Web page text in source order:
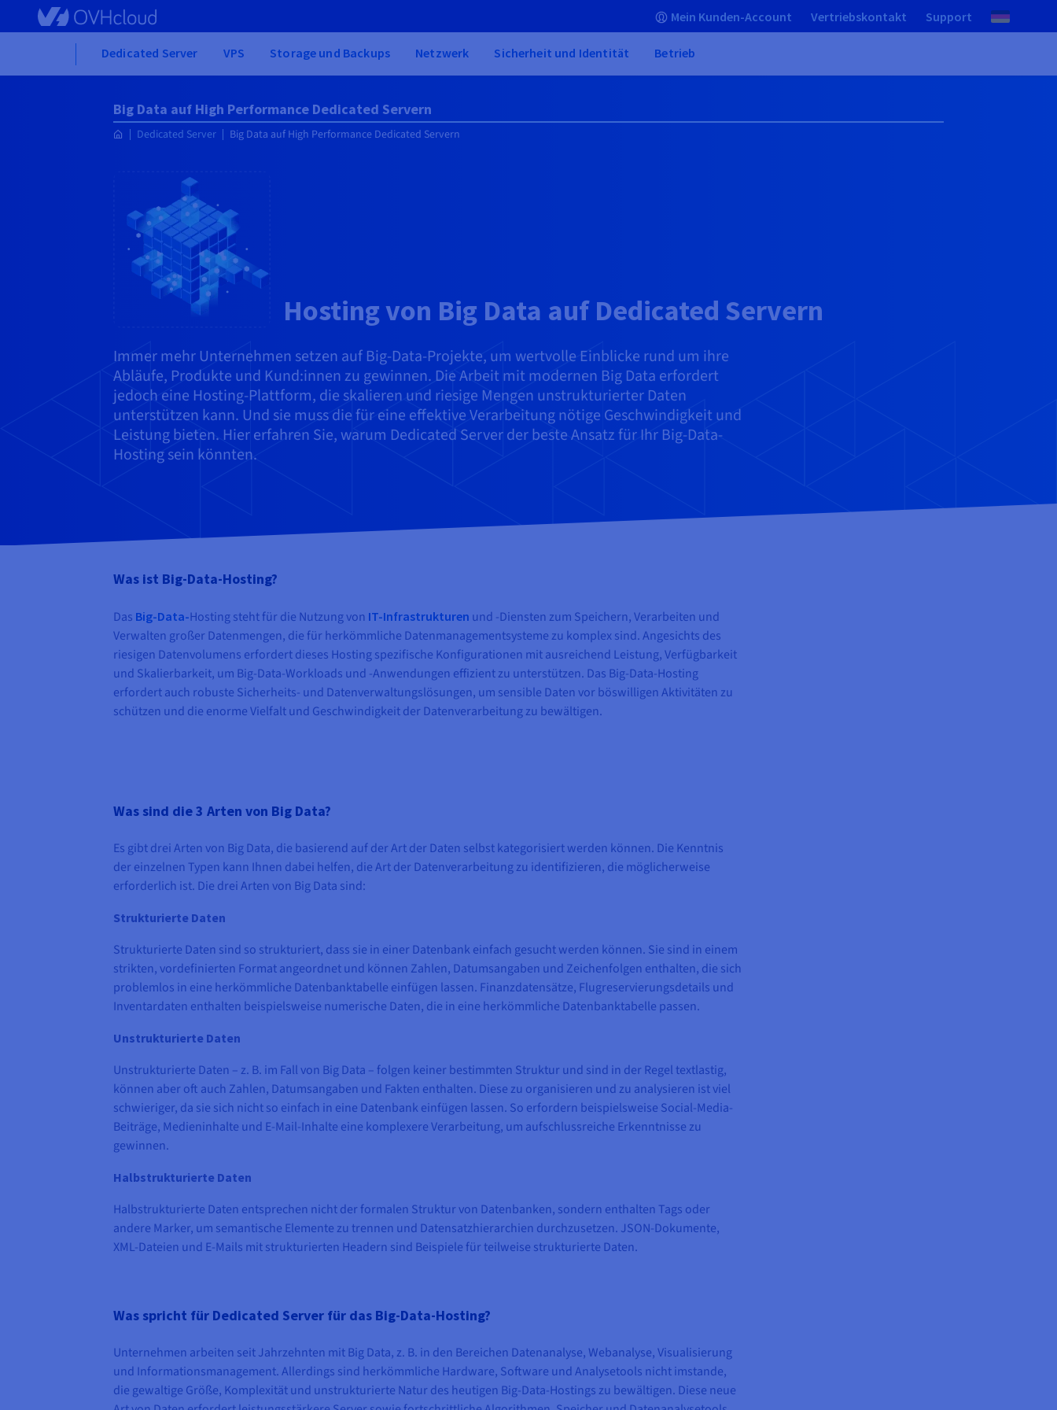
to
Mein Kunden-Account Vertriebskontakt Support
Dedicated Server VPS Storage und Backups Netzwerk Sicherheit und Identität Betrieb
Big Data auf High Performance Dedicated Servern
Dedicated Server Big Data auf High Performance Dedicated Servern
Hosting von Big Data auf Dedicated Servern
Immer mehr Unternehmen setzen auf Big-Data-Projekte, um wertvolle Einblicke rund um ihre
Abläufe, Produkte und Kund:innen zu gewinnen. Die Arbeit mit modernen Big Data erfordert
jedoch eine Hosting-Plattform, die skalieren und riesige Mengen unstrukturierter Daten
unterstützen kann. Und sie muss die für eine effektive Verarbeitung nötige Geschwindigkeit und
Leistung bieten. Hier erfahren Sie, warum Dedicated Server der beste Ansatz für Ihr Big-Data-
Hosting sein könnten.
Was ist Big-Data-Hosting?
Das Big-Data-Hosting steht für die Nutzung von IT-Infrastrukturen und -Diensten zum Speichern, Verarbeiten und
Verwalten großer Datenmengen, die für herkömmliche Datenmanagementsysteme zu komplex sind. Angesichts des
riesigen Datenvolumens erfordert dieses Hosting spezifische Konfigurationen mit ausreichend Leistung, Verfügbarkeit
und Skalierbarkeit, um Big-Data-Workloads und -Anwendungen effizient zu unterstützen. Das Big-Data-Hosting
erfordert auch robuste Sicherheits- und Datenverwaltungslösungen, um sensible Daten vor böswilligen Aktivitäten zu
schützen und die enorme Vielfalt und Geschwindigkeit der Datenverarbeitung zu bewältigen.
Was sind die 3 Arten von Big Data?
Es gibt drei Arten von Big Data, die basierend auf der Art der Daten selbst kategorisiert werden können. Die Kenntnis
der einzelnen Typen kann Ihnen dabei helfen, die Art der Datenverarbeitung zu identifizieren, die möglicherweise
erforderlich ist. Die drei Arten von Big Data sind:
Strukturierte Daten
Strukturierte Daten sind so strukturiert, dass sie in einer Datenbank einfach gesucht werden können. Sie sind in einem
strikten, vordefinierten Format angeordnet und können Zahlen, Datumsangaben und Zeichenfolgen enthalten, die sich
problemlos in eine herkömmliche Datenbanktabelle einfügen lassen. Finanzdatensätze, Flugreservierungsdetails und
Inventardaten enthalten beispielsweise numerische Daten, die in eine herkömmliche Datenbanktabelle passen.
Unstrukturierte Daten
Unstrukturierte Daten – z. B. im Fall von Big Data – folgen keiner bestimmten Struktur und sind in der Regel textlastig,
können aber oft auch Zahlen, Datumsangaben und Fakten enthalten. Diese zu organisieren und zu analysieren ist viel
schwieriger, da sie sich nicht so einfach in eine Datenbank einfügen lassen. So erfordern beispielsweise Social-Media-
Beiträge, Medieninhalte und E-Mail-Inhalte eine komplexere Verarbeitung, um aufschlussreiche Erkenntnisse zu
gewinnen.
Halbstrukturierte Daten
Halbstrukturierte Daten entsprechen nicht der formalen Struktur von Datenbanken, sondern enthalten Tags oder
andere Marker, um semantische Elemente zu trennen und Datensatzhierarchien durchzusetzen. JSON-Dokumente,
XML-Dateien und E-Mails mit strukturierten Headern sind Beispiele für teilweise strukturierte Daten.
Was spricht für Dedicated Server für das Big-Data-Hosting?
Unternehmen arbeiten seit Jahrzehnten mit Big Data, z. B. in den Bereichen Datenanalyse, Webanalyse, Visualisierung
und Informationsmanagement. Allerdings sind herkömmliche Hardware, Software und Analysetools nicht imstande,
die gewaltige Größe, Komplexität und unstrukturierte Natur des heutigen Big-Data-Hostings zu bewältigen. Diese neue